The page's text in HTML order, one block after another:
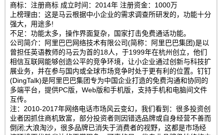
商标：注册商标 成立时间：2014年 注册资金：1000万
上榜理由：这是马云根据中小企业的需求调查所研发的，功能十分
强大，用途多!
不足：功能太多，操作界面复杂，国家打击免费通话功能。
公司简介：阿里巴巴网络技术有限公司(简称：阿里巴巴集团)是以
曾担任英语教师的马云为首的18人，于1999年在杭州创立，他们
相信互联网能够创造公平的竞争环境，让小企业通过创新与科技扩
展业务，并在参与国内或全球市场竞争时处于更有利的位置。钉钉
(DingTalk)是阿里巴巴集团专为中国企业打造的免费沟通和协同的
多端平台，提供PC版，Web版和手机版，支持手机和电脑间文件
互传。
注：2010-2017年网络电话市场风云变幻，我们看到：很多投资创
业者因抓住商机致富，部分投资者则因错选品牌或自身经营不善而
倒闭;大浪淘沙，很多品牌已消失于消费者的视野，这都是市场经